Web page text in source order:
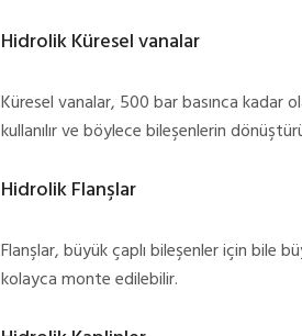
Hidrolik Küresel vanalar
Küresel vanalar, 500 bar basınca kadar
kullanılır ve böylece bileşenlerin
Hidrolik Flanşlar
Flanşlar, büyük çaplı bileşenler için bile
kolayca monte edilebilir.